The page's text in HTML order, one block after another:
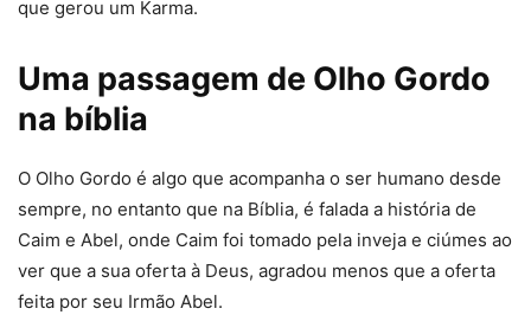
que gerou um Karma.
Uma passagem de Olho Gordo
na bíblia
O Olho Gordo é algo que acompanha o ser humano desde
sempre, no entanto que na Bíblia, é falada a história de
Caim e Abel, onde Caim foi tomado pela inveja e ciúmes ao
ver que a sua oferta à Deus, agradou menos que a oferta
feita por seu Irmão Abel.